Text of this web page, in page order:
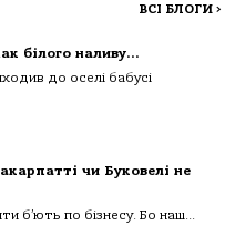
ВСІ БЛОГИ >
білого наливу…
до оселі бабусі
чи Буковелі не
б’ють по бізнесу. Бо наш...